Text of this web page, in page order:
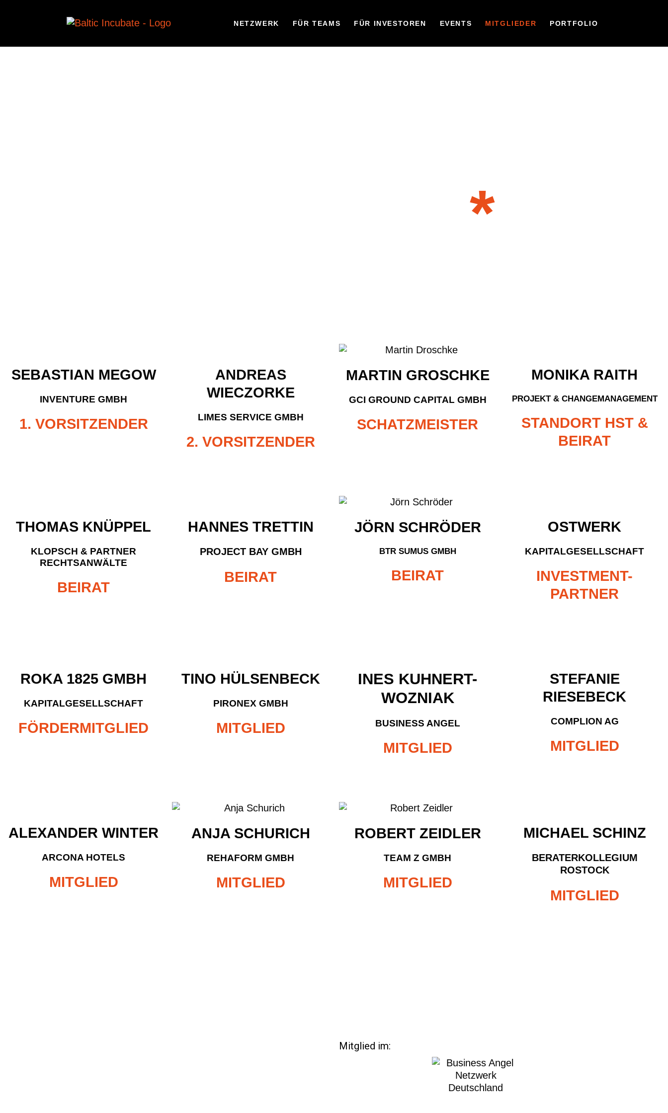
NETZWERK FÜR TEAMS FÜR INVESTOREN EVENTS MITGLIEDER PORTFOLIO
MITGLIEDER*
SEBASTIAN MEGOW
INVENTURE GMBH
1. VORSITZENDER
ANDREAS
WIECZORKE
LIMES SERVICE GMBH
2. VORSITZENDER
MARTIN GROSCHKE
GCI GROUND CAPITAL GMBH
SCHATZMEISTER
MONIKA RAITH
PROJEKT & CHANGEMANAGEMENT
STANDORT HST &
BEIRAT
THOMAS KNÜPPEL
KLOPSCH & PARTNER
RECHTSANWÄLTE
BEIRAT
HANNES TRETTIN
PROJECT BAY GMBH
BEIRAT
JÖRN SCHRÖDER
BTR SUMUS GMBH
BEIRAT
OSTWERK
KAPITALGESELLSCHAFT
INVESTMENT-
PARTNER
ROKA 1825 GMBH
KAPITALGESELLSCHAFT
FÖRDERMITGLIED
TINO HÜLSENBECK
PIRONEX GMBH
MITGLIED
INES KUHNERT-
WOZNIAK
BUSINESS ANGEL
MITGLIED
STEFANIE
RIESEBECK
COMPLION AG
MITGLIED
ALEXANDER WINTER
ARCONA HOTELS
MITGLIED
ANJA SCHURICH
REHAFORM GMBH
MITGLIED
ROBERT ZEIDLER
TEAM Z GMBH
MITGLIED
MICHAEL SCHINZ
BERATERKOLLEGIUM
ROSTOCK
MITGLIED
Mitglied im: